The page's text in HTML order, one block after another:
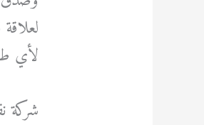
لأي
شركة